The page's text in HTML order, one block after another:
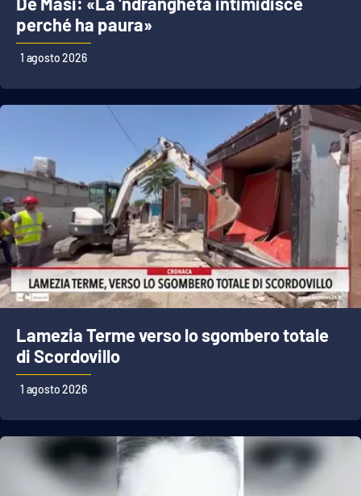
perché ha paura»
1 agosto 2026
Lamezia Terme verso lo sgombero totale
di Scordovillo
1 agosto 2026